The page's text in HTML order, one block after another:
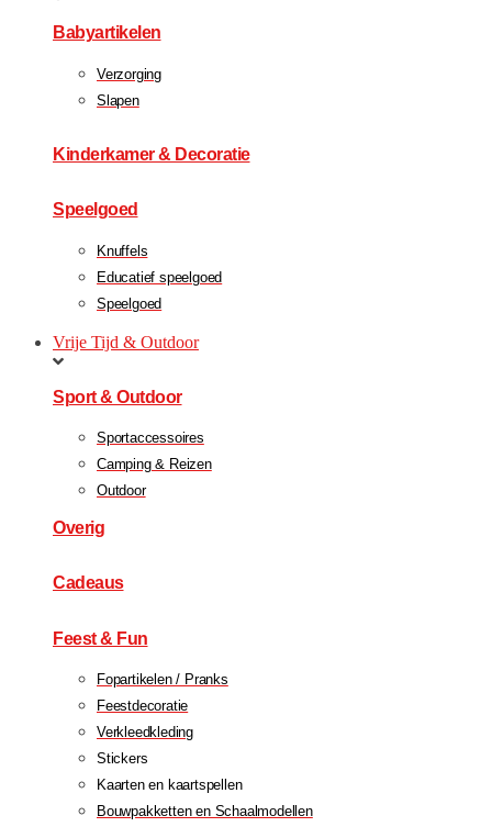
Babyartikelen
Verzorging
Slapen
Kinderkamer & Decoratie
Speelgoed
Knuffels
Educatief speelgoed
Speelgoed
Vrije Tijd & Outdoor
Sport & Outdoor
Sportaccessoires
Camping & Reizen
Outdoor
Overig
Cadeaus
Feest & Fun
Fopartikelen / Pranks
Feestdecoratie
Verkleedkleding
Stickers
Kaarten en kaartspellen
Bouwpakketten en Schaalmodellen